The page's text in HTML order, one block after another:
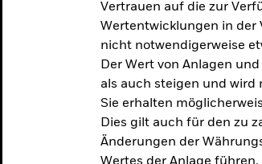
Vertrauen auf die zur
Wertentwicklungen in der
nicht notwendigerweise
Der Wert von Anlagen
als auch steigen und wird
Sie erhalten
Dies gilt auch für den zu
Änderungen der